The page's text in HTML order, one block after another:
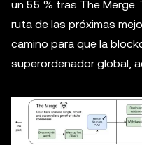
un 55 % tras The
ruta de las próximas
camino para que la
superordenador global,